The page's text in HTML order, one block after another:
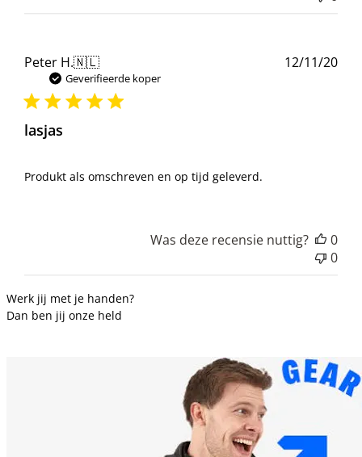
Peter H.🇳🇱
Geverifieerde koper
lasjas
Produkt als omschreven en op tijd geleverd.
12/11/20
Was deze recensie nuttig?
0
0
Werk jij met je handen?
Dan ben jij onze held